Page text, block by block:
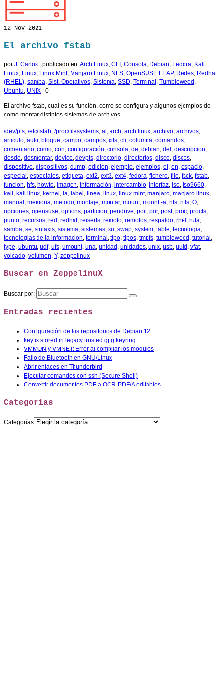
12 Nov 2021
El archivo fstab
por J. Carlos publicado en:Arch Linux, CLI , Consola, Debian, Fedora, Kali
Linux, Linux, Linux Mint, Manjaro Linux, NFS, OpenSUSE LEAP, Redes, Redhat
(RHEL), samba, Sist. Operativos, Sistema, SSD, Terminal , Tumbleweed ,
Ubuntu, UNIX 0
El archivo fstab, cual es su función, como se configura y algunos ejemplos de
como montar distintos sistemas de archivos.
/dev/pts, /etc/fstab, /proc/filesystems, al , arch, arch linux, archivo, archivos,
articulo, auto, bloque, campo, campos, cifs, cli, columna, comandos,
comentario, como, con, configuración, consola, de, debian, del , descripcion,
desde, desmontar, device, devpts, directorio, directorios, disco, discos,
dispositivo, dispositivos, dump, edicion, ejemplo, ejemplos, el , en, espacio,
especial , especiales, etiqueta, ext2, ext3, ext4, fedora, fichero, file, fsck, fstab,
funcion, hfs, howto, imagen, información, intercambio, interfaz, iso, iso9660,
kali, kali linux, kernel , la, label , linea, linux, linux mint, manjaro, manjaro linux,
manual , memoria, metodo, montaje, montar, mount, mount -a, nfs, ntfs, O,
opciones, opensuse, options, particion, pendrive, poit, por, post, proc, procfs,
punto, recursos, red , redhat, reiserfs, remoto, remotos, respaldo, rhel , ruta,
samba, se, sintaxis, sistema, sistemas, su, swap, system, table, tecnologia,
tecnologias de la informacion, terminal , tipo, tipos, tmpfs, tumbleweed , tutorial ,
type, ubuntu, udf, ufs, umount, una, unidad , unidades, unix, usb, uuid , vfat,
volcado, volumen, Y, zeppelinux
Buscar en ZeppelinuX
Buscar por:
Entradas recientes
Configuración de los repositorios de Debian 12
key is stored in legacy trusted.gpg keyring
VMMON y VMNET: Error al compilar los modulos
Fallo de Bluetooth en GNU/Linux
Abrir enlaces en Thunderbird
Ejecutar comandos con ssh (Secure Shell)
Convertir documentos PDF a OCR-PDF/A editables
Categorías
Categorías